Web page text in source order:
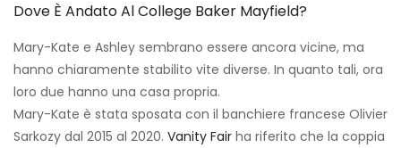
Dove È Andato Al College Baker Mayfield?
Mary-Kate e Ashley sembrano essere ancora vicine, ma
hanno chiaramente stabilito vite diverse. In quanto tali, ora
loro due hanno una casa propria.
Mary-Kate è stata sposata con il banchiere francese Olivier
Sarkozy dal 2015 al 2020. Vanity Fair ha riferito che la coppia